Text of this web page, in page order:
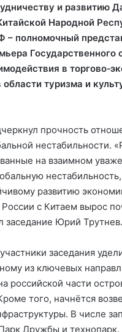
и развитию
Народной
– полномочный
в
туризма и
прочность
нестабильности.
на взаимном
развитию
с Китаем вырос
заседание Юрий Трутнев.
заседания
из ключевых
российской части
того, начнётся
В числе
Дружбы и технопарк.